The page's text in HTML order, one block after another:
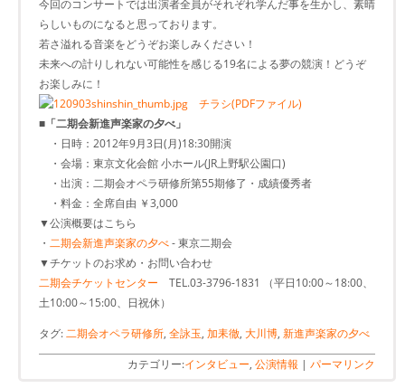
今回のコンサートでは出演者全員がそれぞれ学んだ事を生かし、素晴
らしいものになると思っております。
若さ溢れる音楽をどうぞお楽しみください！
未来への計りしれない可能性を感じる19名による夢の競演！どうぞ
お楽しみに！
チラシ(PDFファイル)
■「二期会新進声楽家の夕べ」
・日時：2012年9月3日(月)18:30開演
・会場：東京文化会館 小ホール(JR上野駅公園口)
・出演：二期会オペラ研修所第55期修了・成績優秀者
・料金：全席自由 ￥3,000
▼公演概要はこちら
・ 二期会新進声楽家の夕べ- 東京二期会
▼チケットのお求め・お問い合わせ
二期会チケットセンター TEL.03-3796-1831 （平日10:00～18:00、
土10:00～15:00、日祝休）
タグ:二期会オペラ研修所, 全詠玉, 加耒徹, 大川博, 新進声楽家の夕べ
カテゴリー:インタビュー, 公演情報 | パーマリンク